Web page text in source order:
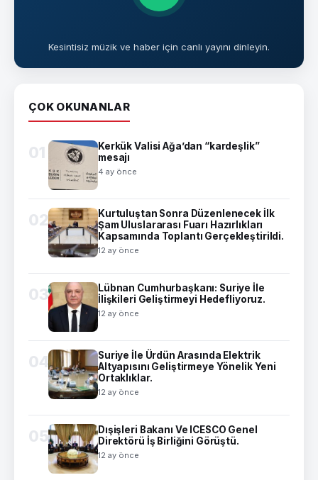
Kesintisiz müzik ve haber için canlı yayını dinleyin.
ÇOK OKUNANLAR
01
Kerkük Valisi Ağa’dan “kardeşlik”
mesajı
4 ay önce
02
Kurtuluştan Sonra Düzenlenecek İlk
Şam Uluslararası Fuarı Hazırlıkları
Kapsamında Toplantı Gerçekleştirildi.
12 ay önce
03
Lübnan Cumhurbaşkanı: Suriye İle
İlişkileri Geliştirmeyi Hedefliyoruz.
12 ay önce
04
Suriye İle Ürdün Arasında Elektrik
Altyapısını Geliştirmeye Yönelik Yeni
Ortaklıklar.
12 ay önce
05
Dışişleri Bakanı Ve ICESCO Genel
Direktörü İş Birliğini Görüştü.
12 ay önce